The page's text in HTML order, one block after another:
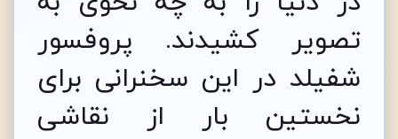
تصویر کشیدند. پروفسور
شفیلد در این سخنرانی برای
نخستین بار از نقاشی